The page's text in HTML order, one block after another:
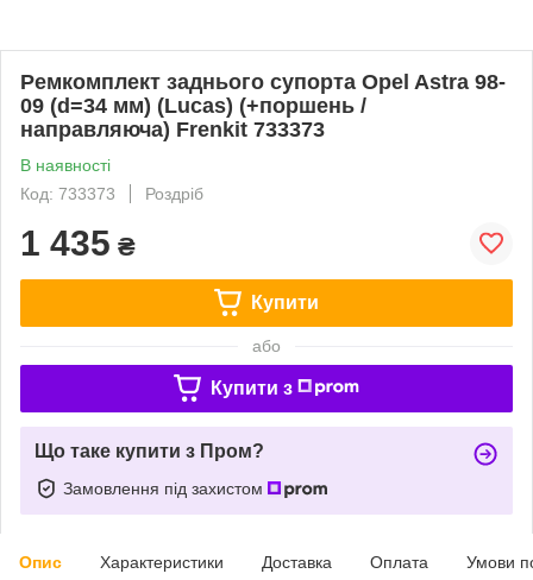
Ремкомплект заднього супорта Opel Astra 98-
09 (d=34 мм) (Lucas) (+поршень /
направляюча) Frenkit 733373
В наявності
Код: 733373
Роздріб
1 435 ₴
Купити
або
Купити з
Що таке купити з Пром?
Замовлення під захистом
Опис Характеристики Доставка Оплата Умови